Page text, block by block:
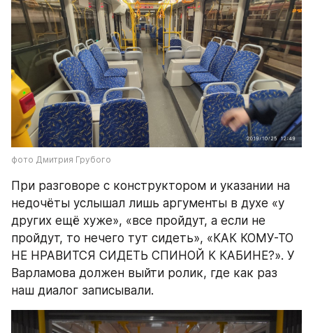
фото Дмитрия Грубого
При разговоре с конструктором и указании на
недочёты услышал лишь аргументы в духе «у
других ещё хуже», «все пройдут, а если не
пройдут, то нечего тут сидеть», «КАК КОМУ-ТО
НЕ НРАВИТСЯ СИДЕТЬ СПИНОЙ К КАБИНЕ?». У
Варламова должен выйти ролик, где как раз
наш диалог записывали.